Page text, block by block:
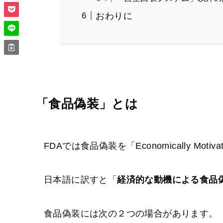
おわりに
「食品偽装」とは
FDAでは食品偽装を「Economically
日本語に訳すと「経済的な動機による食品
食品偽装には次の２つの場合があります。